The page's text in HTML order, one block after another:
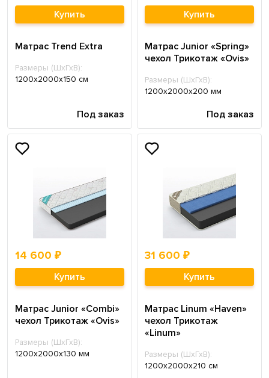
Купить
Матрас Trend Extra
Размеры (ШхГхВ):
1200х2000х150 см
Под заказ
Купить
Матрас Junior «Spring»
чехол Трикотаж «Ovis»
Размеры (ШхГхВ):
1200х2000х200 мм
Под заказ
14 600 ₽
Купить
Матрас Junior «Combi»
чехол Трикотаж «Ovis»
Размеры (ШхГхВ):
1200х2000х130 мм
31 600 ₽
Купить
Матрас Linum «Haven»
чехол Трикотаж
«Linum»
Размеры (ШхГхВ):
1200х2000х210 см